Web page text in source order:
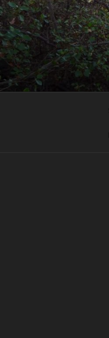
Zum
Inhalt
springen